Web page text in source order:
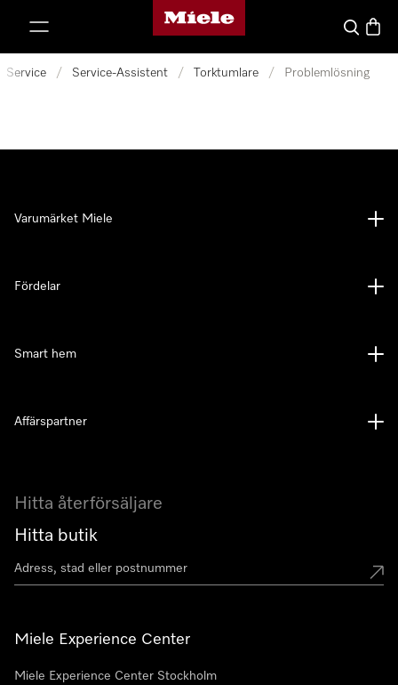
Mieles hemsida
Sök
Service / Service-Assistent / Torktumlare / Problemlösning
Hitta återförsäljare
Hitta butik
Miele Experience Center
Miele Experience Center Stockholm
Varumärket Miele
Fördelar
Smart hem
Affärspartner